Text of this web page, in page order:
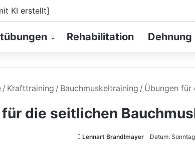
Rehabilitation
/ Krafttraining / Bauchmuskeltraining / Übungen für
die seitlichen
Lennart Brandlmayer Datum: